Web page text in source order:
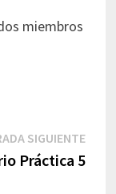
miembros
SIGUIENTE
Práctica 5